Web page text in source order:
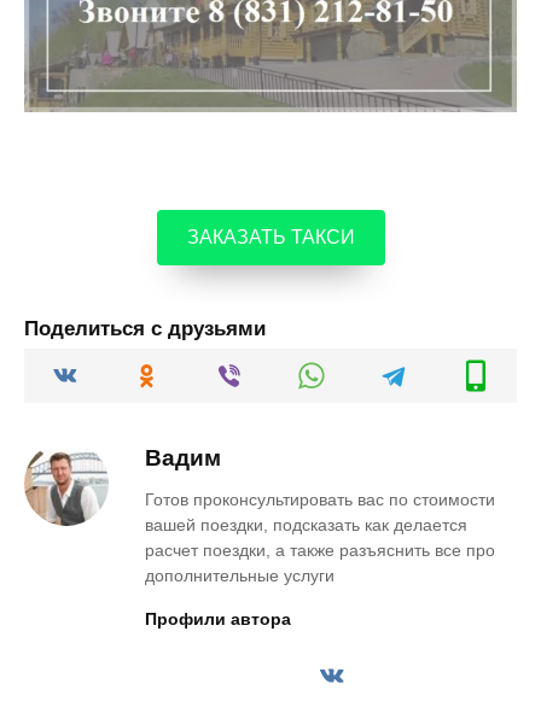
ЗАКАЗАТЬ ТАКСИ
Поделиться с друзьями
Вадим
Готов проконсультировать вас по стоимости
вашей поездки, подсказать как делается
расчет поездки, а также разъяснить все про
дополнительные услуги
Профили автора